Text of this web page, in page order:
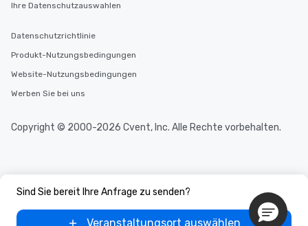
Sind Sie bereit Ihre Anfrage zu senden?
Veranstaltungsort auswählen
Ihre Datenschutzauswahlen
Datenschutzrichtlinie
Produkt-Nutzungsbedingungen
Website-Nutzungsbedingungen
Werben Sie bei uns
Copyright © 2000-2026 Cvent, Inc. Alle Rechte vorbehalten.